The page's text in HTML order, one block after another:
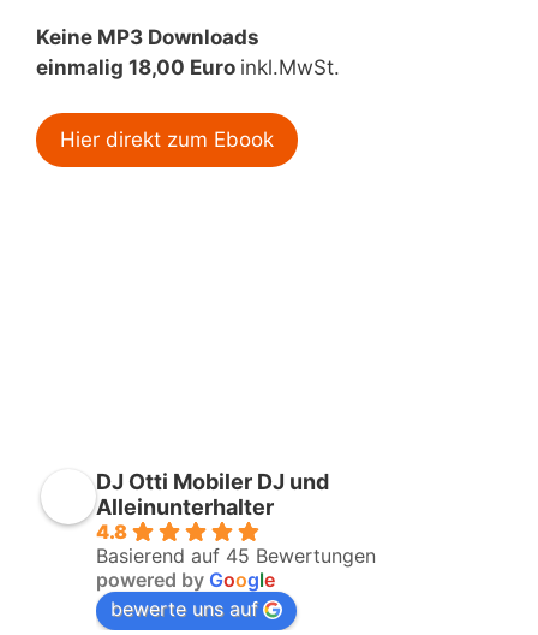
Keine MP3 Downloads
einmalig 18,00 Euro inkl.MwSt.
Hier direkt zum Ebook
DJ Otti Mobiler DJ und
Alleinunterhalter
4.8
Basierend auf 45 Bewertungen
powered by Google
bewerte uns auf